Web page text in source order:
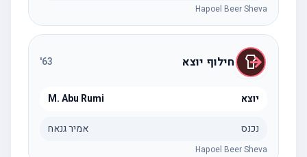
Hapoel Beer Sheva
חילוף יוצא 63
'
יוצא M. Abu Rumi
נכנס אמיר גנאח
Hapoel Beer Sheva